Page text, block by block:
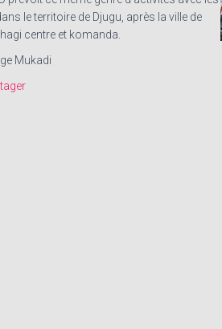
le territoire de Djugu, après la ville de
centre et komanda.
Mukadi